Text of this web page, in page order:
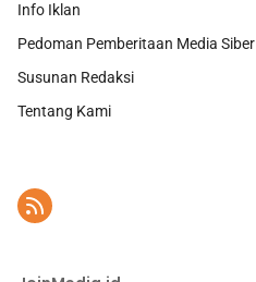
Info Iklan
Pedoman Pemberitaan Media Siber
Susunan Redaksi
Tentang Kami